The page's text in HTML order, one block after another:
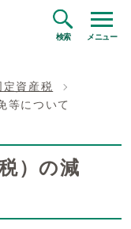
検索 メニュー
定資産税
等について
）の減